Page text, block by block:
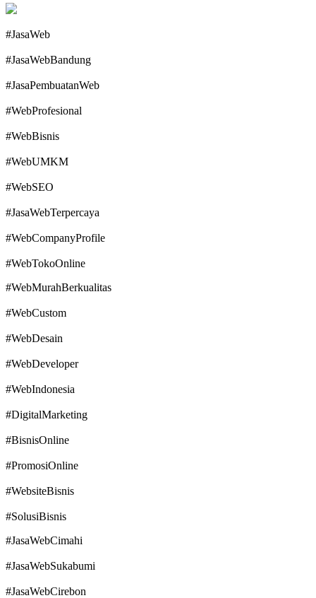
#JasaWeb
#JasaWebBandung
#JasaPembuatanWeb
#WebProfesional
#WebBisnis
#WebUMKM
#WebSEO
#JasaWebTerpercaya
#WebCompanyProfile
#WebTokoOnline
#WebMurahBerkualitas
#WebCustom
#WebDesain
#WebDeveloper
#WebIndonesia
#DigitalMarketing
#BisnisOnline
#PromosiOnline
#WebsiteBisnis
#SolusiBisnis
#JasaWebCimahi
#JasaWebSukabumi
#JasaWebCirebon